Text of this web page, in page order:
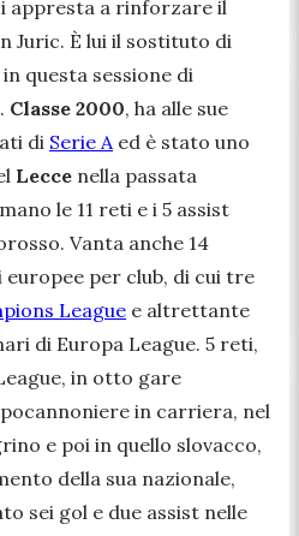
appresta a rinforzare il
Juric. È lui il sostituto di
questa sessione di
Classe 2000, ha alle sue
di Serie A ed è stato uno
Lecce nella passata
le 11 reti e i 5 assist
Vanta anche 14
per club, di cui tre
League e altrettante
di Europa League. 5 reti,
in otto gare
in carriera, nel
e poi in quello slovacco,
della sua nazionale,
sei gol e due assist nelle